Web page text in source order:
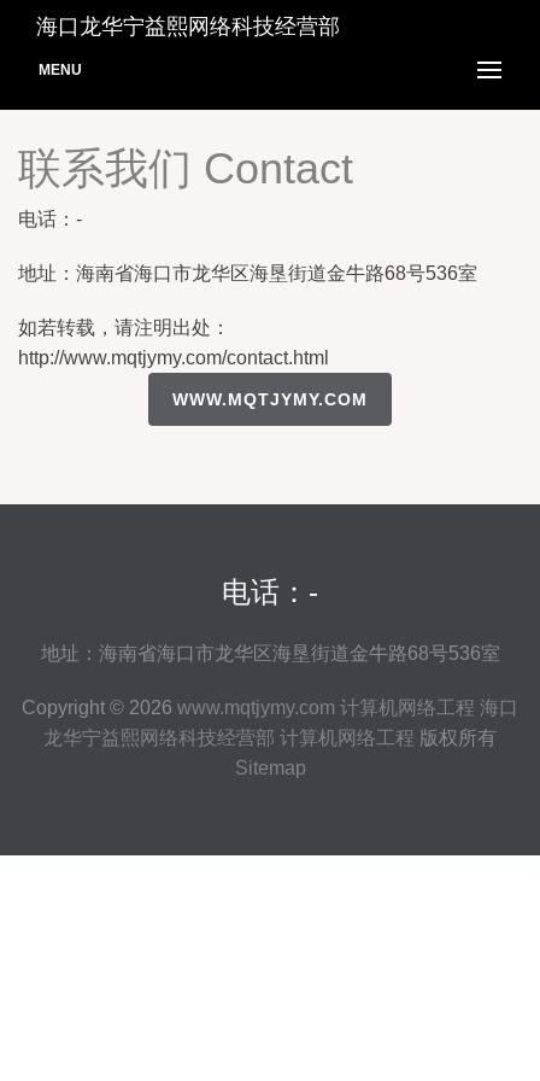
海口龙华宁益熙网络科技经营部
MENU
联系我们 Contact
电话：-
地址：海南省海口市龙华区海垦街道金牛路68号536室
如若转载，请注明出处：
http://www.mqtjymy.com/contact.html
WWW.MQTJYMY.COM
电话：-
地址：海南省海口市龙华区海垦街道金牛路68号536室
Copyright © 2026 www.mqtjymy.com 计算机网络工程 海口
龙华宁益熙网络科技经营部 计算机网络工程 版权所有
Sitemap